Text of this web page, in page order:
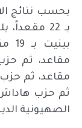
بحسب نتائج
الصهيونية الدينية بـ 4